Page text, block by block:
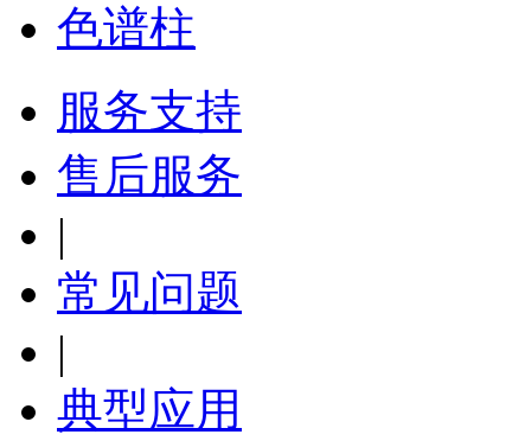
色谱柱
服务支持
售后服务
|
常见问题
|
典型应用